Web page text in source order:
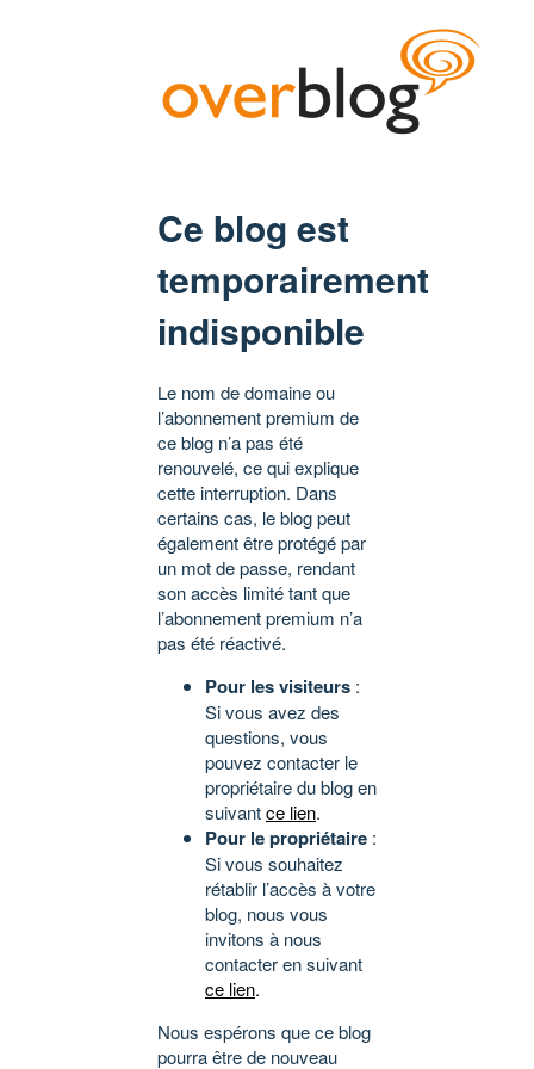
Ce blog est
temporairement
indisponible
Le nom de domaine ou
l’abonnement premium de
ce blog n’a pas été
renouvelé, ce qui explique
cette interruption. Dans
certains cas, le blog peut
également être protégé par
un mot de passe, rendant
son accès limité tant que
l’abonnement premium n’a
pas été réactivé.
Pour les visiteurs :
Si vous avez des
questions, vous
pouvez contacter le
propriétaire du blog en
suivantce lien.
Pour le propriétaire :
Si vous souhaitez
rétablir l’accès à votre
blog, nous vous
invitons à nous
contacter en suivant
ce lien.
Nous espérons que ce blog
pourra être de nouveau